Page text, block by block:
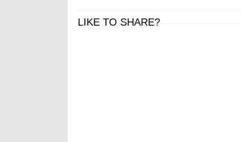
LIKE TO SHARE?